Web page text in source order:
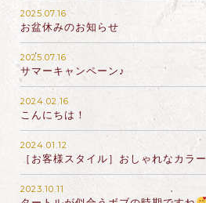
2025.07.16
お盆休みのお知らせ
2025.07.16
サマーキャンペーン♪
2024.02.16
こんにちは！
2024.01.12
［お客様スタイル］おしゃれなカラー
2023.10.11